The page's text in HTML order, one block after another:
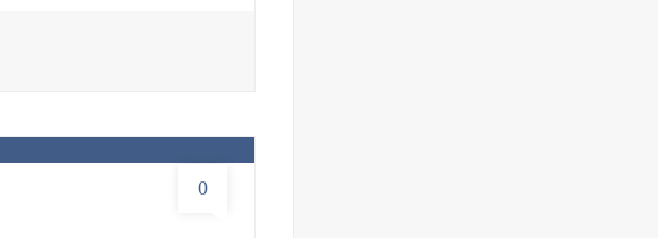
sécurité pour les nourrissons, et
0